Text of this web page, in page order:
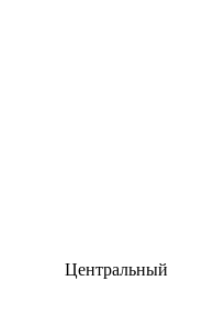
Центральный